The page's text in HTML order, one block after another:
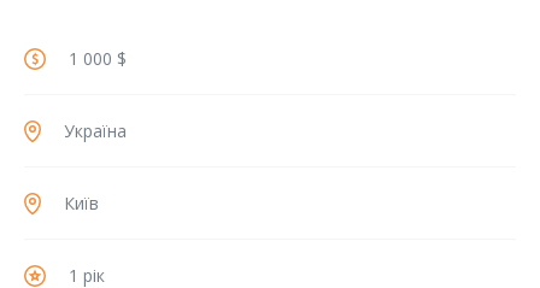
1 000 $
Україна
Київ
1 рік